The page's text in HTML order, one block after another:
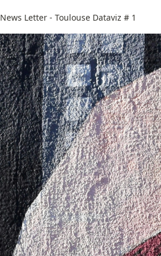
News Letter - Toulouse Dataviz # 1